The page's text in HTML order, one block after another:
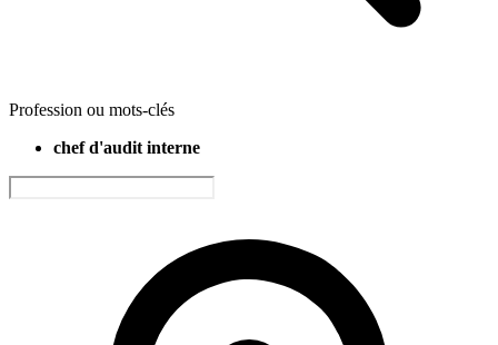
Profession ou mots-clés
chef d'audit interne